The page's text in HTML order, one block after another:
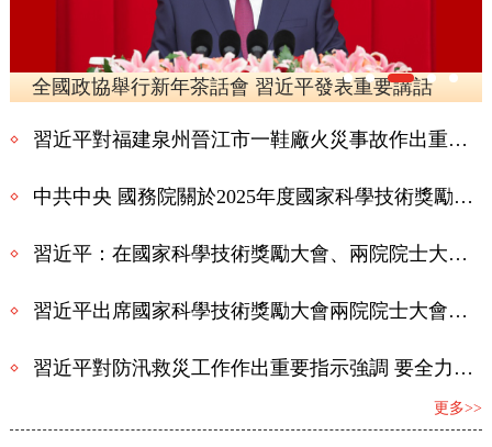
全國政協舉行新年茶話會 習近平發表重要講話
習近平對福建泉州晉江市一鞋廠火災事故作出重要指示
中共中央 國務院關於2025年度國家科學技術獎勵的決定
習近平：在國家科學技術獎勵大會、兩院院士大會、中國科協第十一次全國代表大會上的講話
習近平出席國家科學技術獎勵大會兩院院士大會中國科協第十一次全國代表大會併發表重要講話
習近平對防汛救災工作作出重要指示強調 要全力組織搶險救援、傷員救治、群眾安置 紮實做好防災救災各項工作 確保人民群眾生命財産安全
更多>>